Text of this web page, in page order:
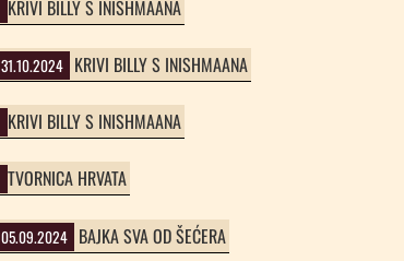
KRIVI BILLY S INISHMAANA
31.10.2024 KRIVI BILLY S INISHMAANA
KRIVI BILLY S INISHMAANA
TVORNICA HRVATA
05.09.2024 BAJKA SVA OD ŠEĆERA